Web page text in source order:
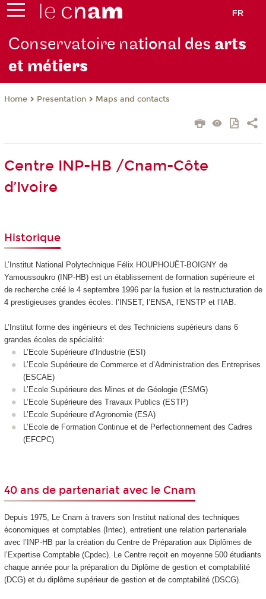
FR
Conservatoire national des arts
et métiers
Home Presentation Maps and contacts
Centre INP-HB /Cnam-Côte
d’Ivoire
Historique
L’Institut National Polytechnique Félix HOUPHOUËT-BOIGNY de
Yamoussoukro (INP-HB) est un établissement de formation supérieure et
de recherche créé le 4 septembre 1996 par la fusion et la restructuration de
4 prestigieuses grandes écoles: l’INSET, l’ENSA, l’ENSTP et l’IAB.
L’Institut forme des ingénieurs et des Techniciens supérieurs dans 6
grandes écoles de spécialité:
L’Ecole Supérieure d’Industrie (ESI)
L’Ecole Supérieure de Commerce et d’Administration des Entreprises
(ESCAE)
L’Ecole Supérieure des Mines et de Géologie (ESMG)
L’Ecole Supérieure des Travaux Publics (ESTP)
L’Ecole Supérieure d’Agronomie (ESA)
L’Ecole de Formation Continue et de Perfectionnement des Cadres
(EFCPC)
40 ans de partenariat avec le Cnam
Depuis 1975, Le Cnam à travers son Institut national des techniques
économiques et comptables (Intec), entretient une relation partenariale
avec l’INP-HB par la création du Centre de Préparation aux Diplômes de
l’Expertise Comptable (Cpdec). Le Centre reçoit en moyenne 500 étudiants
chaque année pour la préparation du Diplôme de gestion et comptabilité
(DCG) et du diplôme supérieur de gestion et de comptabilité (DSCG).